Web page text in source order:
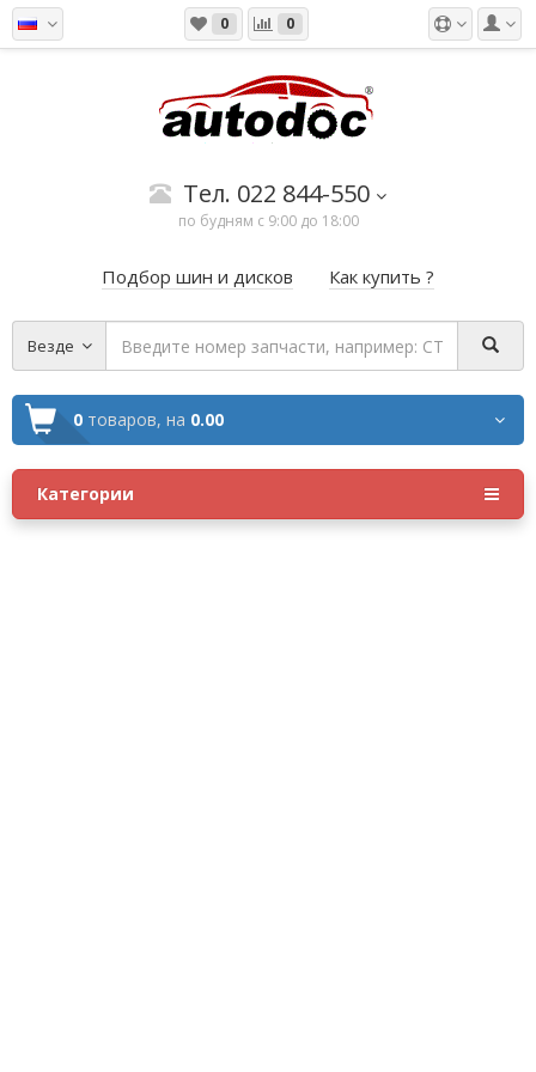
0 0
Тел. 022 844-550
по будням с 9:00 до 18:00
Подбор шин и дисков Как купить ?
Везде
0 товаров, на 0.00
Категории